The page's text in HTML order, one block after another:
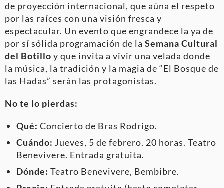
de proyección internacional, que aúna el respeto
por las raíces con una visión fresca y
espectacular. Un evento que engrandece la ya de
por sí sólida programación de la Semana Cultural
del Botillo y que invita a vivir una velada donde
la música, la tradición y la magia de “El Bosque de
las Hadas” serán las protagonistas.
No te lo pierdas:
Qué: Concierto de Bras Rodrigo.
Cuándo: Jueves, 5 de febrero. 20 horas. Teatro
Benevivere. Entrada gratuita.
Dónde: Teatro Benevivere, Bembibre.